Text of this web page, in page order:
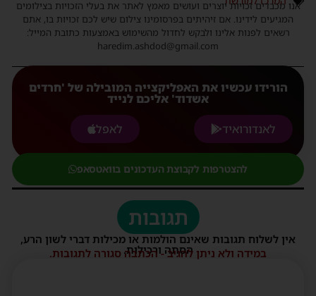
אנו מכבדים זכויות יוצרים ועושים מאמץ לאתר את בעלי הזכויות בצילומים
המגיעים לידינו. אם זיהיתים בפרסומינו צילום שיש לכם זכויות בו, אתם
רשאים לפנות אלינו ולבקש לחדול מהשימוש באמצעות כתובת המייל:
haredim.ashdod@gmail.com
הורידו עכשיו את האפליקצייה המובילה של 'חרדים
אשדוד' אליכם לנייד
לאנדורואיד
לאפל
להצטרפות לקבוצת העדכונים בוואטסאפ
תגובות
אין לשלוח תגובות שאינם הולמות או מכילות דברי לשון הרע,
הסתה ורכילות.
במידה ולא ניתן להגיב - הכתבה סגורה לתגובות.